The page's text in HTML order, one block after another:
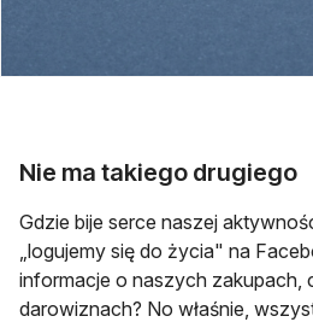
Nie ma takiego drugiego
Gdzie bije serce naszej
„logujemy się do życia" na
informacje o naszych zakupach,
darowiznach? No właśnie,